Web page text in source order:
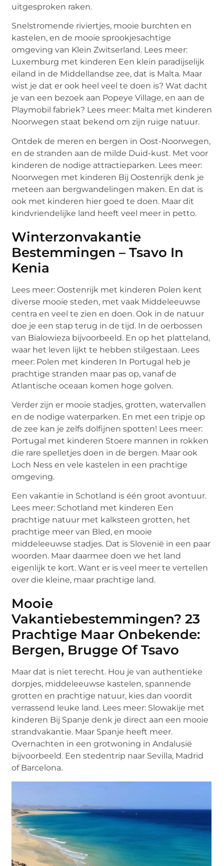
uitgesproken raken.
Snelstromende riviertjes, mooie burchten en
kastelen, en de mooie sprookjesachtige
omgeving van Klein Zwitserland. Lees meer:
Luxemburg met kinderen Een klein paradijselijk
eiland in de Middellandse zee, dat is Malta. Maar
wist je dat er ook heel veel te doen is? Wat dacht
je van een bezoek aan Popeye Village, en aan de
Playmobil fabriek? Lees meer: Malta met kinderen
Noorwegen staat bekend om zijn ruige natuur.
Ontdek de meren en bergen in Oost-Noorwegen,
en de stranden aan de milde Duid-kust. Met voor
kinderen de nodige attractieparken. Lees meer:
Noorwegen met kinderen Bij Oostenrijk denk je
meteen aan bergwandelingen maken. En dat is
ook met kinderen hier goed te doen. Maar dit
kindvriendelijke land heeft veel meer in petto.
Winterzonvakantie
Bestemmingen – Tsavo In
Kenia
Lees meer: Oostenrijk met kinderen Polen kent
diverse mooie steden, met vaak Middeleeuwse
centra en veel te zien en doen. Ook in de natuur
doe je een stap terug in de tijd. In de oerbossen
van Bialowieza bijvoorbeeld. En op het platteland,
waar het leven lijkt te hebben stilgestaan. Lees
meer: Polen met kinderen In Portugal heb je
prachtige stranden maar pas op, vanaf de
Atlantische oceaan komen hoge golven.
Verder zijn er mooie stadjes, grotten, watervallen
en de nodige waterparken. En met een tripje op
de zee kan je zelfs dolfijnen spotten! Lees meer:
Portugal met kinderen Stoere mannen in rokken
die rare spelletjes doen in de bergen. Maar ook
Loch Ness en vele kastelen in een prachtige
omgeving.
Een vakantie in Schotland is één groot avontuur.
Lees meer: Schotland met kinderen Een
prachtige natuur met kalksteen grotten, het
prachtige meer van Bled, en mooie
middeleeuwse stadjes. Dat is Slovenië in een paar
woorden. Maar daarmee doen we het land
eigenlijk te kort. Want er is veel meer te vertellen
over die kleine, maar prachtige land.
Mooie
Vakantiebestemmingen? 23
Prachtige Maar Onbekende:
Bergen, Brugge Of Tsavo
Maar dat is niet terecht. Hou je van authentieke
dorpjes, middeleeuwse kastelen, spannende
grotten en prachtige natuur, kies dan voordit
verrassend leuke land. Lees meer: Slowakije met
kinderen Bij Spanje denk je direct aan een mooie
strandvakantie. Maar Spanje heeft meer.
Overnachten in een grotwoning in Andalusië
bijvoorbeeld. Een stedentrip naar Sevilla, Madrid
of Barcelona.